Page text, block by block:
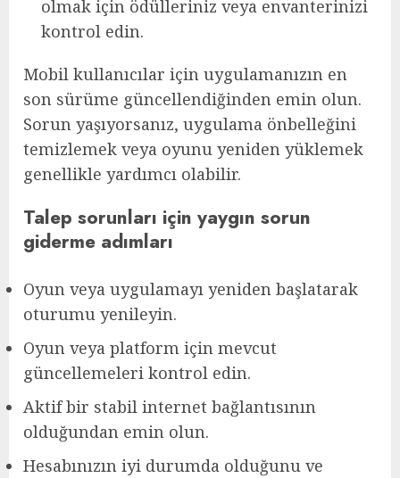
olmak için ödülleriniz veya envanterinizi
kontrol edin.
Mobil kullanıcılar için uygulamanızın en
son sürüme güncellendiğinden emin olun.
Sorun yaşıyorsanız, uygulama önbelleğini
temizlemek veya oyunu yeniden yüklemek
genellikle yardımcı olabilir.
Talep sorunları için yaygın sorun
giderme adımları
Oyun veya uygulamayı yeniden başlatarak
oturumu yenileyin.
Oyun veya platform için mevcut
güncellemeleri kontrol edin.
Aktif bir stabil internet bağlantısının
olduğundan emin olun.
Hesabınızın iyi durumda olduğunu ve